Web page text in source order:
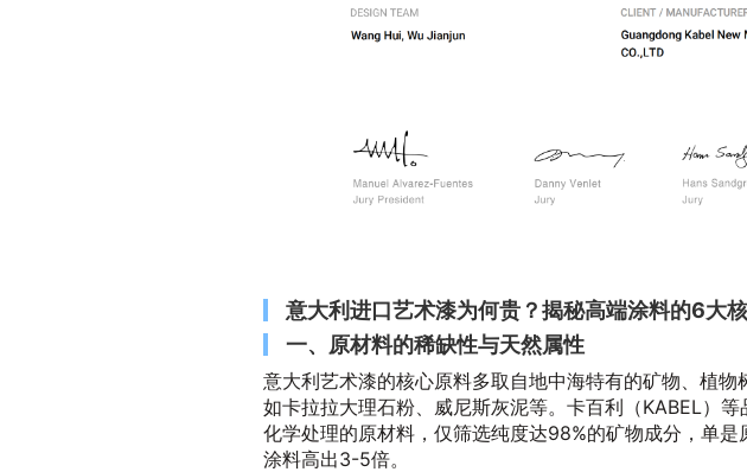
意大利进口艺术漆为何贵？揭秘高端涂料的6大
一、原材料的稀缺性与天然属性
意大利艺术漆的核心原料多取自地中海特有的矿物、植物
如卡拉拉大理石粉、威尼斯灰泥等。卡百利（KABEL）
化学处理的原材料，仅筛选纯度达98%的矿物成分，单是
涂料高出3-5倍。